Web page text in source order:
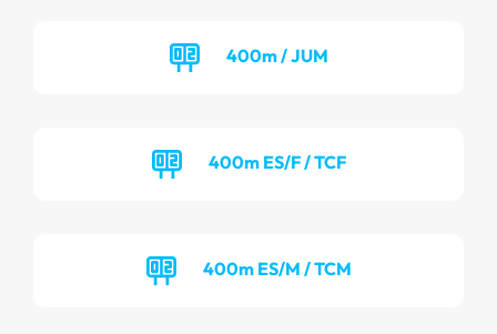
400m / JUM
400m ES/F / TCF
400m ES/M / TCM